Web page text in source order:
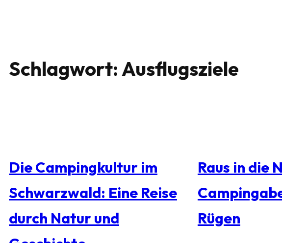
Schlagwort: Ausflugsziele
Die Campingkultur im
Schwarzwald: Eine Reise
durch Natur und
Raus in die
Rügen